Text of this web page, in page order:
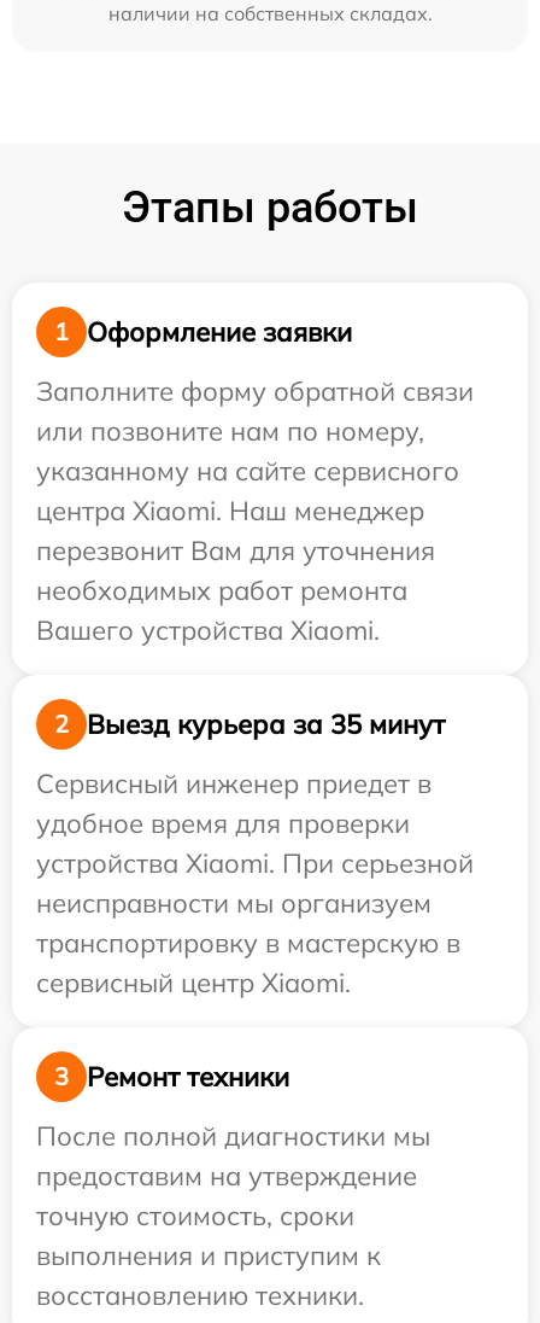
наличии на собственных складах.
Этапы работы
1
Оформление заявки
Заполните форму обратной связи
или позвоните нам по номеру,
указанному на сайте сервисного
центра Xiaomi. Наш менеджер
перезвонит Вам для уточнения
необходимых работ ремонта
Вашего устройства Xiaomi.
2
Выезд курьера за 35 минут
Сервисный инженер приедет в
удобное время для проверки
устройства Xiaomi. При серьезной
неисправности мы организуем
транспортировку в мастерскую в
сервисный центр Xiaomi.
3
Ремонт техники
После полной диагностики мы
предоставим на утверждение
точную стоимость, сроки
выполнения и приступим к
восстановлению техники.